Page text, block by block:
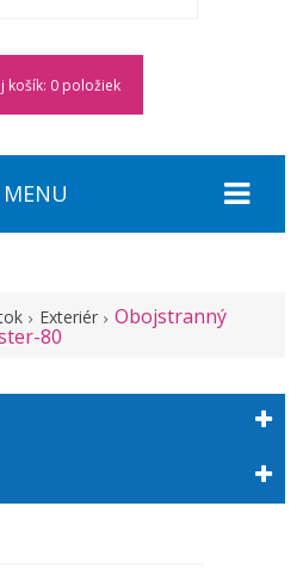
košík: 0 položiek
MENU
Exteriér Obojstranný
80